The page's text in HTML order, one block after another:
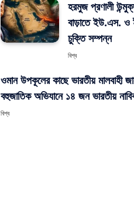
হরমুজ প্রণালী
বাড়াতে ইউ.এস. ও
চুক্তি সম্পন্ন
বিশ্ব
ওমান উপকূলের কাছে ভারতীয় মালবাহী
বহুজাতিক অভিযানে ১৪ জন ভারতীয়
বিশ্ব